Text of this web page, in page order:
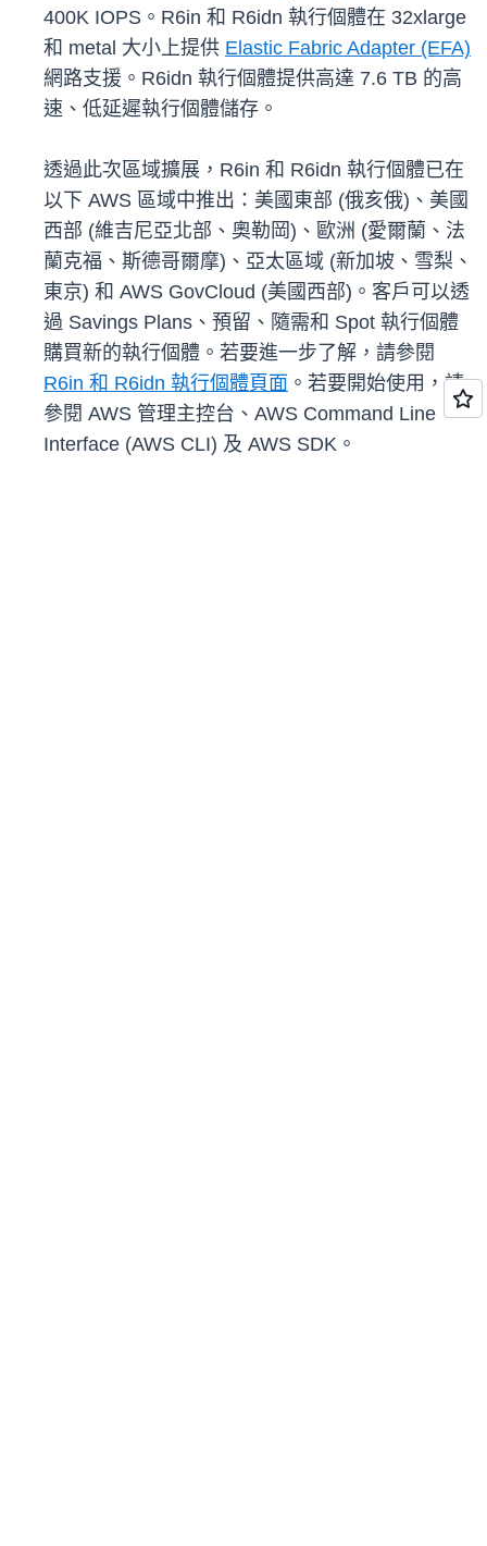
400K IOPS。R6in 和 R6idn 執行個體在 32xlarge
和 metal 大小上提供 Elastic Fabric Adapter (EFA)
網路支援。R6idn 執行個體提供高達 7.6 TB 的高
速、低延遲執行個體儲存。
透過此次區域擴展，R6in 和 R6idn 執行個體已在
以下 AWS 區域中推出：美國東部 (俄亥俄)、美國
西部 (維吉尼亞北部、奧勒岡)、歐洲 (愛爾蘭、法
蘭克福、斯德哥爾摩)、亞太區域 (新加坡、雪梨、
東京) 和 AWS GovCloud (美國西部)。客戶可以透
過 Savings Plans、預留、隨需和 Spot 執行個體
購買新的執行個體。若要進一步了解，請參閱
R6in 和 R6idn 執行個體頁面 。若要開始使用，請
參閱 AWS 管理主控台、AWS Command Line
Interface (AWS CLI) 及 AWS SDK。